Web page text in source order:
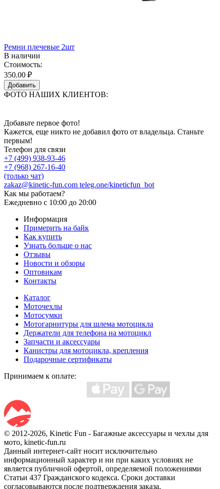
Ремни плечевые 2шт
В наличии
Стоимость:
350.00 ₽
Добавить
ФОТО НАШИХ КЛИЕНТОВ:
Добавьте первое фото!
Кажется, еще никто не добавил фото от владельца. Станьте
первым!
Телефон для связи
+7 (499) 938-93-46
+7 (968) 267-16-40
(только чат)
zakaz@kinetic-fun.com teleg.one/kineticfun_bot
Как мы работаем?
Ежедневно с 10:00 до 20:00
Информация
Примерить на байк
Как купить
Узнать больше о нас
Отзывы
Новости и обзоры
Оптовикам
Контакты
Каталог
Моточехлы
Мотосумки
Мотогарнитуры для шлема мотоцикла
Держатели для телефона на мотоцикл
Запчасти и аксессуары
Канистры для мотоцикла, крепления
Подарочные сертификаты
Принимаем к оплате:
© 2012-2026, Kinetic Fun - Багажные аксессуары и чехлы для
мото, kinetic-fun.ru
Данный интернет-сайт носит исключительно
информационный характер и ни при каких условиях не
является публичной офертой, определяемой положениями
Статьи 437 Гражданского кодекса. Сроки доставки
согласовываются после подтверждения заказа.